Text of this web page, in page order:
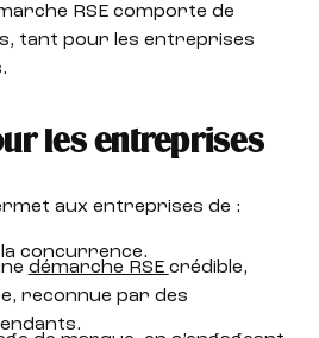
RSE comporte de
tant pour les entreprises
les entreprises
aux entreprises de :
concurrence.
démarche RSE crédible,
reconnue par des